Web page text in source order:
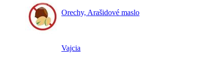
Orechy, Arašidové maslo
Vajcia